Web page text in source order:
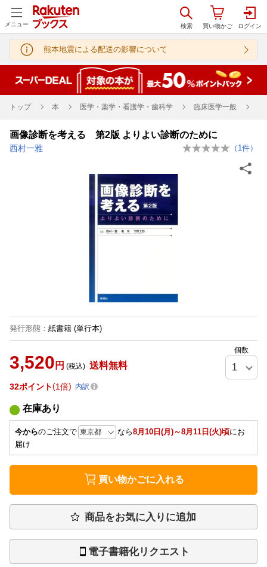
メニュー
熊本地震による配送の影響について
トップ 本 医学・薬学・看護学・歯科学 臨床医学一般
画像診断を考える 第2版 よりよい診断のために
西村一雅 （ 1 件）
発行形態 ： 紙書籍 (単行本)
3,520 円 (税込) 送料無料
個数
32ポイント 1倍 内訳
在庫あり
今からのご注文で なら8月10日(月)～8月11日(火)頃にお
届け
買い物かごに入れる
商品をお気に入りに追加
電子書籍化リクエスト